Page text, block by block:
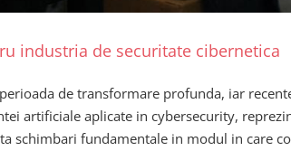
industria de securitate cibernetica
de transformare profunda, iar
artificiale aplicate in cybersecurity,
schimbari fundamentale in modul in care